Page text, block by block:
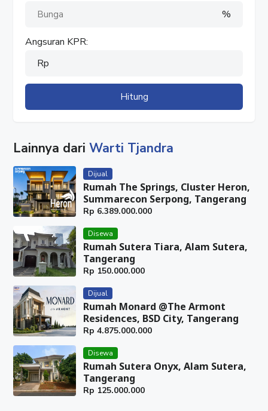
%
Angsuran KPR:
Rp
Hitung
Lainnya dariWarti Tjandra
Dijual
Rumah The Springs, Cluster Heron,
Summarecon Serpong, Tangerang
Rp 6.389.000.000
Disewa
Rumah Sutera Tiara, Alam Sutera,
Tangerang
Rp 150.000.000
Dijual
Rumah Monard @The Armont
Residences, BSD City, Tangerang
Rp 4.875.000.000
Disewa
Rumah Sutera Onyx, Alam Sutera,
Tangerang
Rp 125.000.000